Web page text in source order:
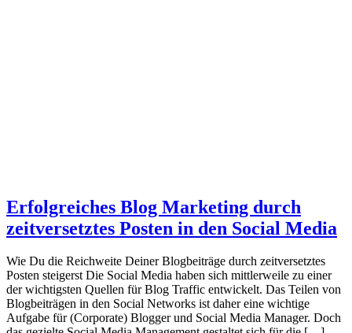
Erfolgreiches Blog Marketing durch
zeitversetztes Posten in den Social Media
Wie Du die Reichweite Deiner Blogbeiträge durch zeitversetztes
Posten steigerst Die Social Media haben sich mittlerweile zu einer
der wichtigsten Quellen für Blog Traffic entwickelt. Das Teilen von
Blogbeiträgen in den Social Networks ist daher eine wichtige
Aufgabe für (Corporate) Blogger und Social Media Manager. Doch